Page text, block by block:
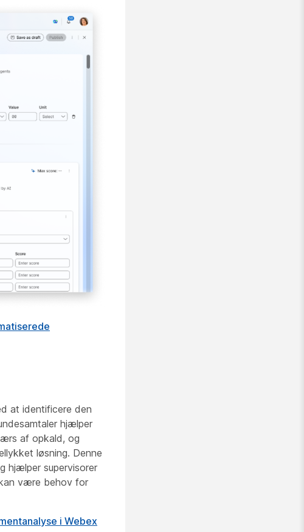
at identificere den
hjælper
af opkald, og
løsning. Denne
hjælper supervisorer
være behov for
i Webex